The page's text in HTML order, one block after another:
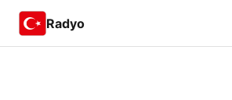
Radyo